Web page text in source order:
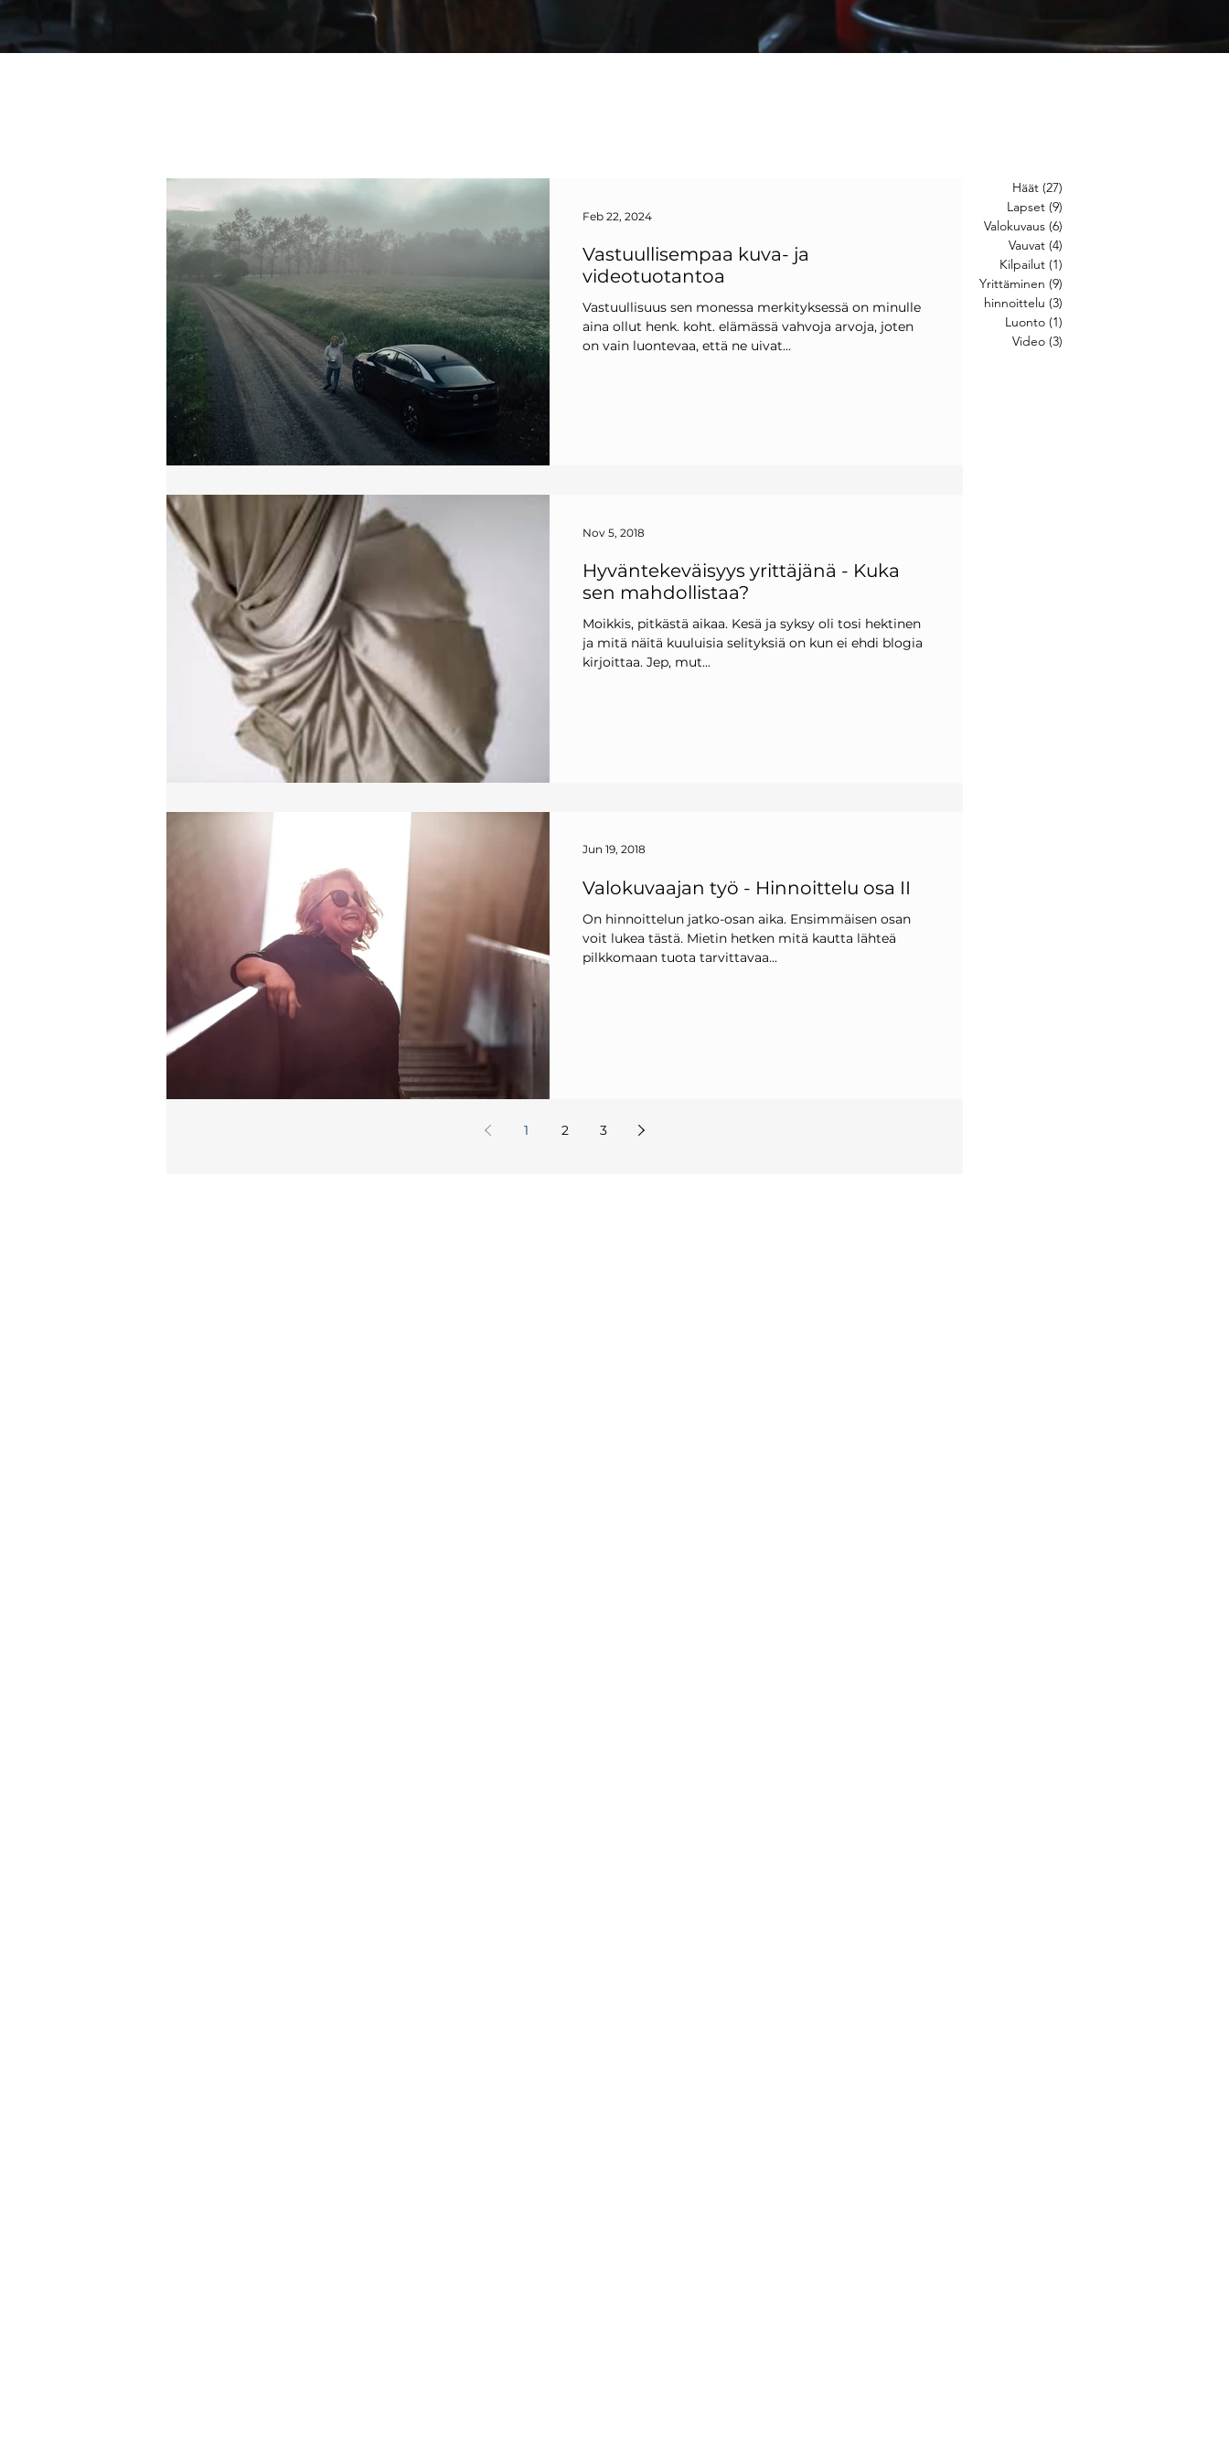
Vastuullisempaa kuva- ja
videotuotantoa
Vastuullisuus sen monessa merkityksessä on minulle
aina ollut henk. koht. elämässä vahvoja arvoja, joten
on vain luontevaa, että ne uivat...
Feb 22, 2024
Hyväntekeväisyys yrittäjänä - Kuka
sen mahdollistaa?
Moikkis, pitkästä aikaa. Kesä ja syksy oli tosi hektinen
ja mitä näitä kuuluisia selityksiä on kun ei ehdi blogia
kirjoittaa. Jep, mut...
Nov 5, 2018
Valokuvaajan työ - Hinnoittelu osa II
On hinnoittelun jatko-osan aika. Ensimmäisen osan
voit lukea tästä. Mietin hetken mitä kautta lähteä
pilkkomaan tuota tarvittavaa...
Jun 19, 2018
1 2 3
Häät (27)
Lapset (9)
Valokuvaus (6)
Vauvat (4)
Kilpailut (1)
Yrittäminen (9)
hinnoittelu (3)
Luonto (1)
Video (3)